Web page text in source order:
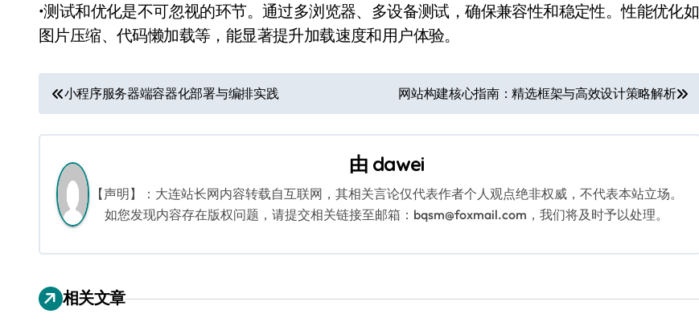
•测试和优化是不可忽视的环节。通过多浏览器、多设备测试，确保兼容性和稳定性。性能优化如
图片压缩、代码懒加载等，能显著提升加载速度和用户体验。
文
章
航
小程序服务器端容器化部署与编排实践 网站构建核心指南：精选框架与高效设计策略解析
由 dawei
【声明】：大连站长网内容转载自互联网，其相关言论仅代表作者个人观点绝非权威，不代表本站立场。
如您发现内容存在版权问题，请提交相关链接至邮箱：bqsm@foxmail.com，我们将及时予以处理。
相关文章